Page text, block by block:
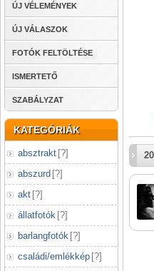
ÚJ VÉLEMÉNYEK
ÚJ VÁLASZOK
FOTÓK FELTÖLTÉSE
ISMERTETŐ
SZABÁLYZAT
KATEGÓRIÁK
absztrakt [?]
abszurd [?]
akt [?]
állatfotók [?]
barlangfotók [?]
családi/emlékkép [?]